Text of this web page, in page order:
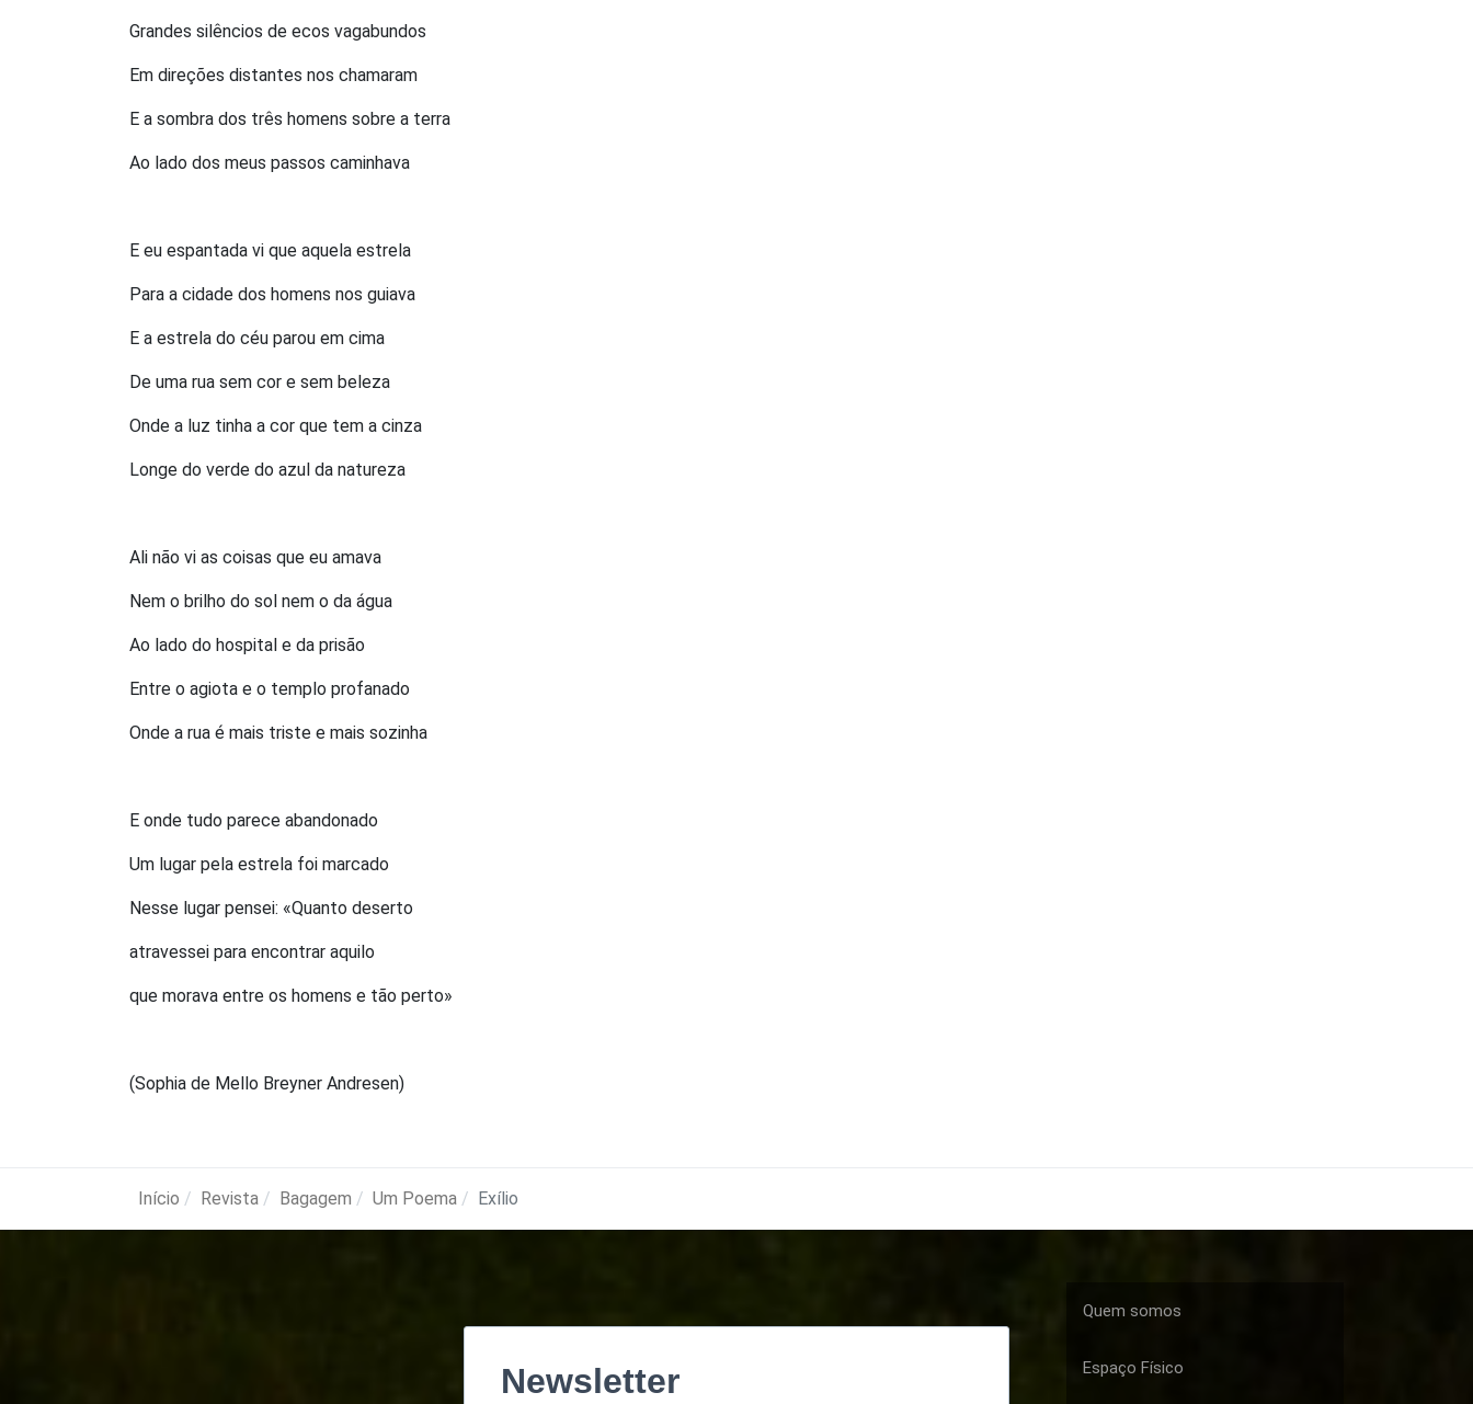
Grandes silêncios de ecos vagabundos
Em direções distantes nos chamaram
E a sombra dos três homens sobre a terra
Ao lado dos meus passos caminhava
E eu espantada vi que aquela estrela
Para a cidade dos homens nos guiava
E a estrela do céu parou em cima
De uma rua sem cor e sem beleza
Onde a luz tinha a cor que tem a cinza
Longe do verde do azul da natureza
Ali não vi as coisas que eu amava
Nem o brilho do sol nem o da água
Ao lado do hospital e da prisão
Entre o agiota e o templo profanado
Onde a rua é mais triste e mais sozinha
E onde tudo parece abandonado
Um lugar pela estrela foi marcado
Nesse lugar pensei: «Quanto deserto
atravessei para encontrar aquilo
que morava entre os homens e tão perto»
(Sophia de Mello Breyner Andresen)
Início Revista Bagagem Um Poema Exílio
Quem somos
Espaço Físico